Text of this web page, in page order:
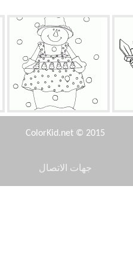
ثلج طاه
ColorKid.net © 2015
جهات الاتصال